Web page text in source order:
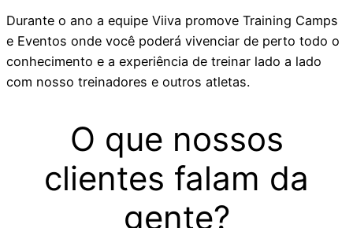
Durante o ano a equipe Viiva promove Training Camps
e Eventos onde você poderá vivenciar de perto todo o
conhecimento e a experiência de treinar lado a lado
com nosso treinadores e outros atletas.
O que nossos
clientes falam da
gente?